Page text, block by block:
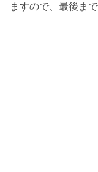
ますので、最後ま